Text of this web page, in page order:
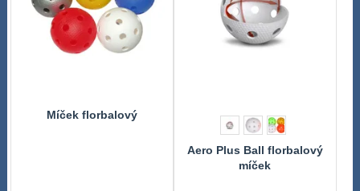
Míček florbalový
Aero Plus Ball florbalový
míček